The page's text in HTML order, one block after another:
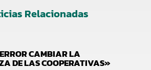
Relacionadas
CAMBIAR LA
DE LAS COOPERATIVAS»